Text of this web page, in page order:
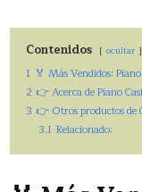
Contenidos ocultar
1 🏅 Más Vendidos:
2 👉 Acerca de Piano
3 👉 Otros productos de
3.1 Relacionado: